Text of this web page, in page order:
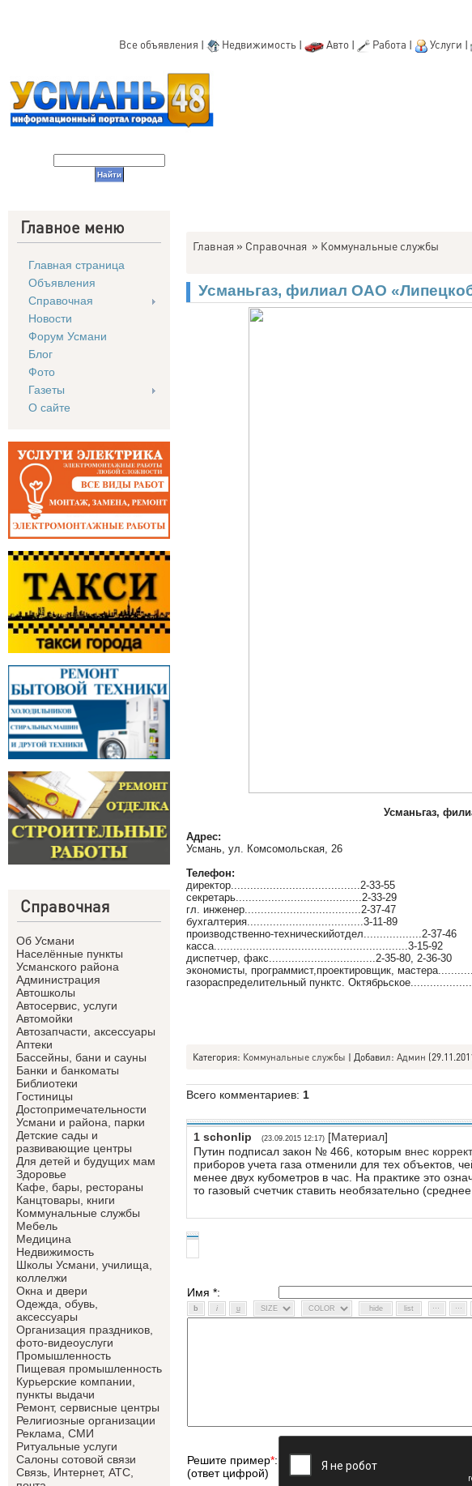
Все объявления | Недвижимость | Авто| Работа | Услуги |
Главное меню
Главная страница
Объявления
Справочная
Новости
Форум Усмани
Блог
Фото
Газеты
О сайте
Справочная
Об Усмани
Населённые пункты
Усманского района
Администрация
Автошколы
Автосервис, услуги
Автомойки
Автозапчасти, аксессуары
Аптеки
Бассейны, бани и сауны
Банки и банкоматы
Библиотеки
Гостиницы
Достопримечательности
Усмани и района, парки
Детские сады и
развивающие центры
Для детей и будущих мам
Здоровье
Кафе, бары, рестораны
Канцтовары, книги
Коммунальные службы
Мебель
Медицина
Недвижимость
Школы Усмани, училища,
коллелжи
Окна и двери
Одежда, обувь,
аксессуары
Организация праздников,
фото-видеоуслуги
Промышленность
Пищевая промышленность
Курьерские компании,
пункты выдачи
Ремонт, сервисные центры
Религиозные организации
Реклама, СМИ
Ритуальные услуги
Салоны сотовой связи
Связь, Интернет, АТС,
Главная » Справочная » Коммунальные службы
Усманьгаз, филиал ОАО
Усманьгаз,
Адрес:
Усмань, ул. Комсомольская, 26
Телефон:
директор........................................2-33-55
секретарь.......................................2-33-29
гл. инженер....................................2-37-47
бухгалтерия....................................3-11-89
производственно-техническийотдел..................2-37-46
касса............................................................3-15-92
диспетчер, факс.................................2-35-80, 2-36-30
экономисты, программист,проектировщик,
газораспределительный пунктс.
Категория: Коммунальные службы | Добавил: Админ
Всего комментариев: 1
1 schonlip (23.09.2015 12:17) [Материал]
Путин подписал закон № 466, которым внес
приборов учета газа отменили для тех объектов,
менее двух кубометров в час. На практике это
то газовый счетчик ставить необязательно
Имя *:
Решите пример*:
(ответ цифрой)